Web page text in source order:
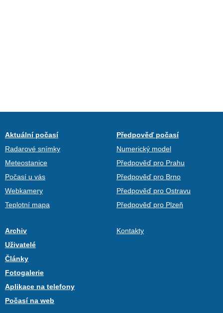
Aktuální počasí
Radarové snímky
Meteostanice
Počasí u vás
Webkamery
Teplotní mapa
Předpověď počasí
Numerický model
Předpověď pro Prahu
Předpověď pro Brno
Předpověď pro Ostravu
Předpověď pro Plzeň
Archiv
Uživatelé
Články
Fotogalerie
Aplikace na telefony
Počasí na web
Kontakty